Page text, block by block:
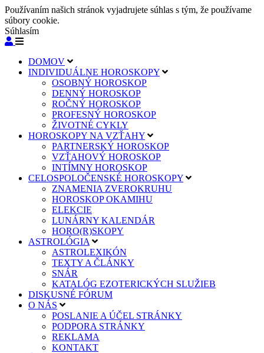
Používaním našich stránok vyjadrujete súhlas s tým, že používame
súbory cookie.
Súhlasím
DOMOV
INDIVIDUÁLNE HOROSKOPY
OSOBNÝ HOROSKOP
DENNÝ HOROSKOP
ROČNÝ HOROSKOP
PROFESNÝ HOROSKOP
ŽIVOTNÉ CYKLY
HOROSKOPY NA VZŤAHY
PARTNERSKÝ HOROSKOP
VZŤAHOVÝ HOROSKOP
INTÍMNY HOROSKOP
CELOSPOLOČENSKÉ HOROSKOPY
ZNAMENIA ZVEROKRUHU
HOROSKOP OKAMIHU
ELEKCIE
LUNÁRNY KALENDÁR
HORO(R)SKOPY
ASTROLÓGIA
ASTROLEXIKÓN
TEXTY A ČLÁNKY
SNÁR
KATALÓG EZOTERICKÝCH SLUŽIEB
DISKUSNÉ FÓRUM
O NÁS
POSLANIE A ÚČEL STRÁNKY
PODPORA STRÁNKY
REKLAMA
KONTAKT